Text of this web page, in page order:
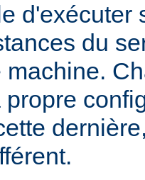
d'exécuter
du
machine.